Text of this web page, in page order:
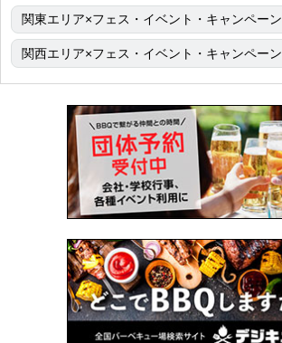
関東エリア×フェス・イベント・キャンペーン
関西エリア×フェス・イベント・キャンペーン